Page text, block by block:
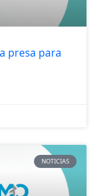
presa para
NOTICIAS